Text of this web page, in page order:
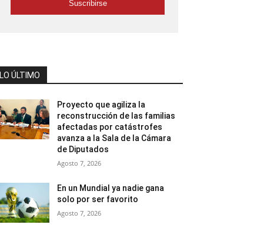
LO ÚLTIMO
Proyecto que agiliza la
reconstrucción de las familias
afectadas por catástrofes
avanza a la Sala de la Cámara
de Diputados
Agosto 7, 2026
En un Mundial ya nadie gana
solo por ser favorito
Agosto 7, 2026